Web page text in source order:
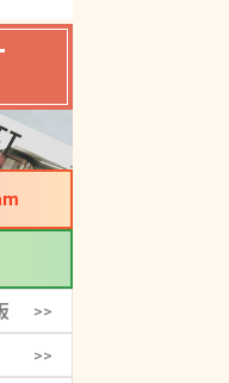
>>
>>